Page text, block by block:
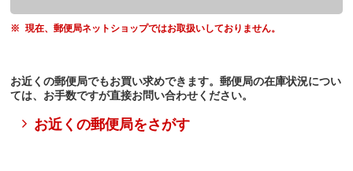
現在、郵便局ネットショップではお取扱いしておりません。
お近くの郵便局でもお買い求めできます。郵便局の在庫状況につい
ては、お手数ですが直接お問い合わせください。
お近くの郵便局をさがす